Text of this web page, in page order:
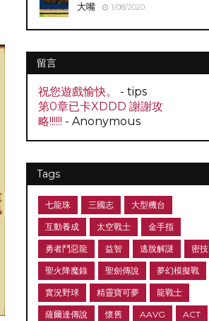
大嘴
1/08/2020
留言
祝您遊戲愉快。
- tips
第0章已卡XDDD 謝謝攻
略!!!!!! - Anonymous
Tags
七龍珠 三國志 大型機台
互動養成 太空戰士 金手指
勇者鬥惡龍 益智 逃脫解謎 密技
聖火降魔錄 聖劍傳說 夢幻模擬戰
實況野球 精靈寶可夢 龍戰士
薩爾達傳說 懷舊 AAVG ACT